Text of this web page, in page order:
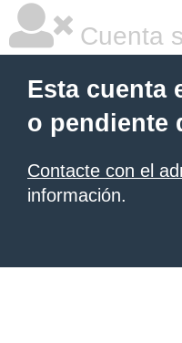
Cuenta
Esta cuenta
o pendiente
Contacte con el
información.